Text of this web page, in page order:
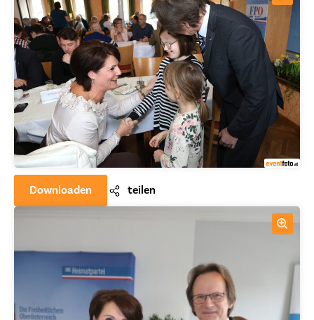
Downloaden teilen